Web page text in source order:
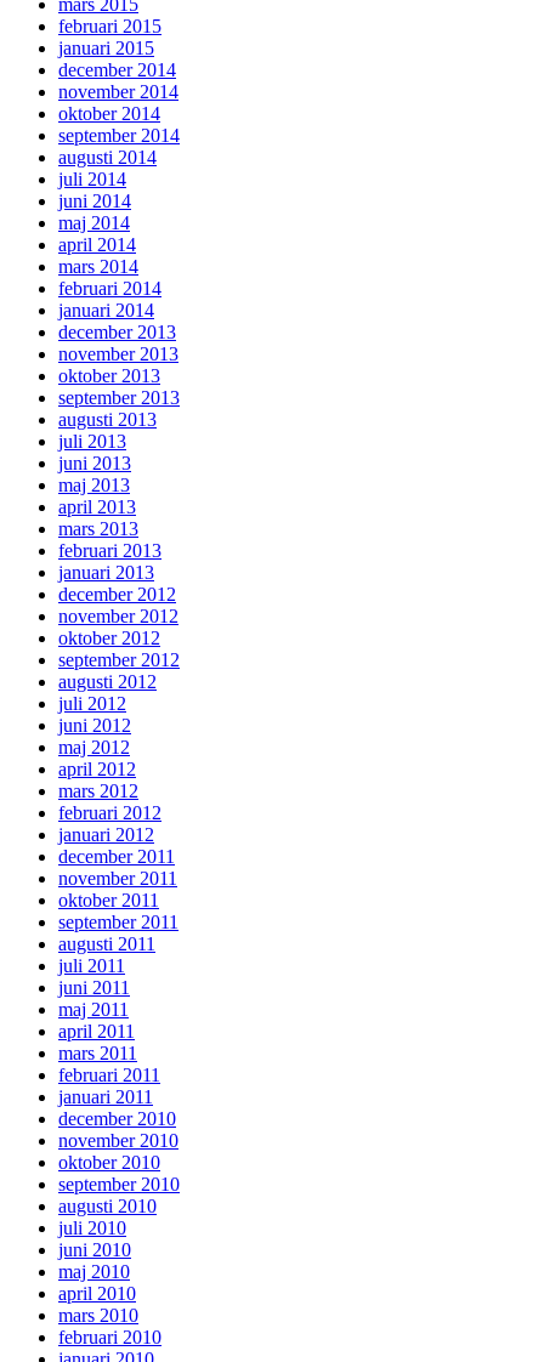
mars 2015
februari 2015
januari 2015
december 2014
november 2014
oktober 2014
september 2014
augusti 2014
juli 2014
juni 2014
maj 2014
april 2014
mars 2014
februari 2014
januari 2014
december 2013
november 2013
oktober 2013
september 2013
augusti 2013
juli 2013
juni 2013
maj 2013
april 2013
mars 2013
februari 2013
januari 2013
december 2012
november 2012
oktober 2012
september 2012
augusti 2012
juli 2012
juni 2012
maj 2012
april 2012
mars 2012
februari 2012
januari 2012
december 2011
november 2011
oktober 2011
september 2011
augusti 2011
juli 2011
juni 2011
maj 2011
april 2011
mars 2011
februari 2011
januari 2011
december 2010
november 2010
oktober 2010
september 2010
augusti 2010
juli 2010
juni 2010
maj 2010
april 2010
mars 2010
februari 2010